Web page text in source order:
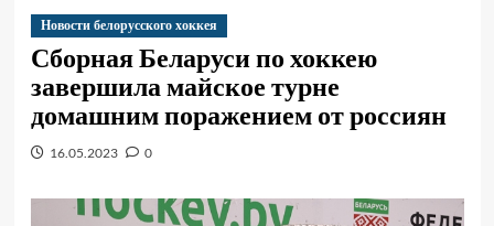
Новости белорусского хоккея
Сборная Беларуси по хоккею
завершила майское турне
домашним поражением от россиян
16.05.2023 0